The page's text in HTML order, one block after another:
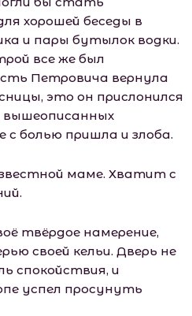
хорошей беседы в
и пары бутылок водки.
все же был
Петровича вернула
это он прислонился
вышеописанных
болью пришла и злоба.
маме. Хватит с
твёрдое намерение,
своей кельи. Дверь не
спокойствия, и
успел просунуть